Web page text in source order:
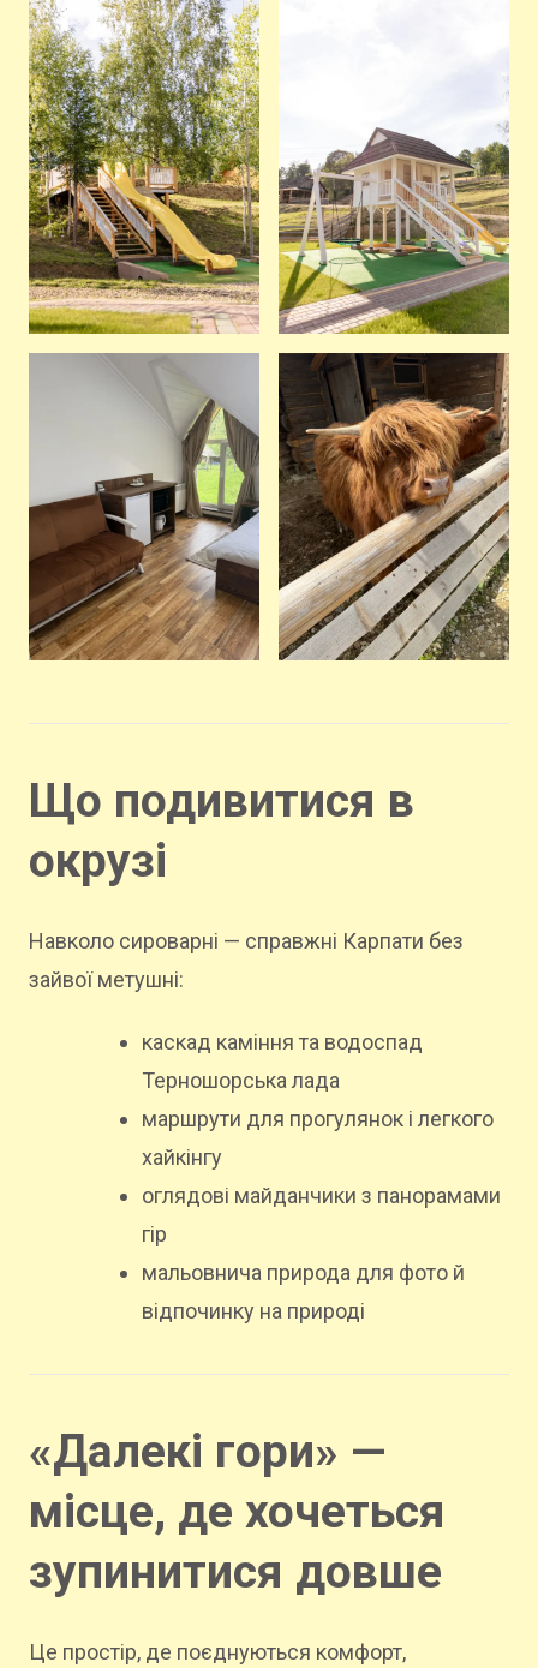
Що подивитися в
окрузі
Навколо сироварні — справжні Карпати без
зайвої метушні:
каскад каміння та водоспад
Терношорська лада
маршрути для прогулянок і легкого
хайкінгу
оглядові майданчики з панорамами
гір
мальовнича природа для фото й
відпочинку на природі
«Далекі гори» —
місце, де хочеться
зупинитися довше
Це простір, де поєднуються комфорт,